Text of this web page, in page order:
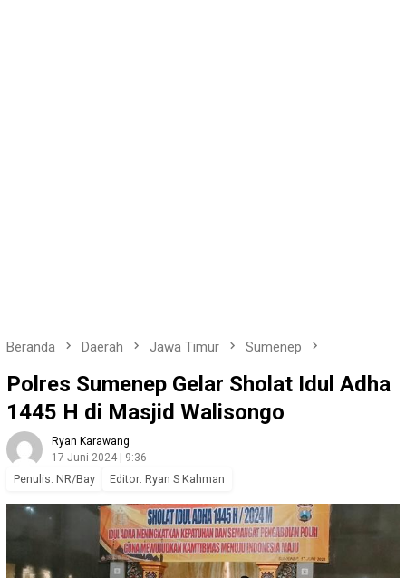
Beranda Daerah Jawa Timur Sumenep
Polres Sumenep Gelar Sholat Idul Adha
1445 H di Masjid Walisongo
Ryan Karawang
17 Juni 2024 | 9:36
Penulis: NR/Bay Editor: Ryan S Kahman